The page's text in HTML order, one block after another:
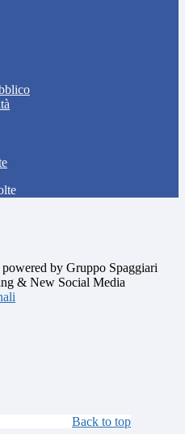
by Gruppo Spaggiari
& New Social Media
Back to top